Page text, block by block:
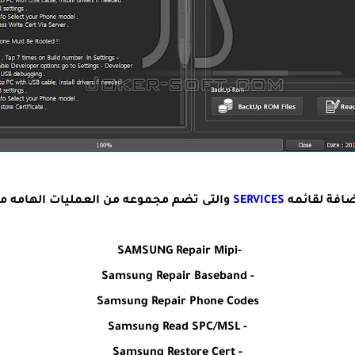
لقائمه SERVICES والتى تضم مجموعه من العمليات الهامه
-SAMSUNG Repair Mipi
- Samsung Repair Baseband
Samsung Repair Phone Codes
- Samsung Read SPC/MSL